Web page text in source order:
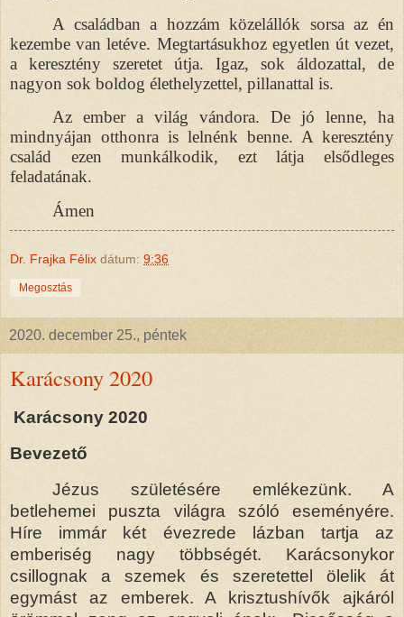
A családban a hozzám közelállók sorsa az én
kezembe van letéve. Megtartásukhoz egyetlen út vezet,
a keresztény szeretet útja. Igaz, sok áldozattal, de
nagyon sok boldog élethelyzettel, pillanattal is.
Az ember a világ vándora. De jó lenne, ha
mindnyájan otthonra is lelnénk benne. A keresztény
család ezen munkálkodik, ezt látja elsődleges
feladatának.
Ámen
Dr. Frajka Félix dátum: 9:36
Megosztás
2020. december 25., péntek
Karácsony 2020
Karácsony 2020
Bevezető
Jézus születésére emlékezünk. A
betlehemei puszta világra szóló eseményére.
Híre immár két évezrede lázban tartja az
emberiség nagy többségét. Karácsonykor
csillognak a szemek és szeretettel ölelik át
egymást az emberek. A krisztushívők ajkáról